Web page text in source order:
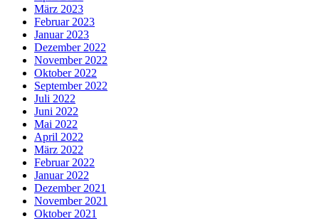
März 2023
Februar 2023
Januar 2023
Dezember 2022
November 2022
Oktober 2022
September 2022
Juli 2022
Juni 2022
Mai 2022
April 2022
März 2022
Februar 2022
Januar 2022
Dezember 2021
November 2021
Oktober 2021